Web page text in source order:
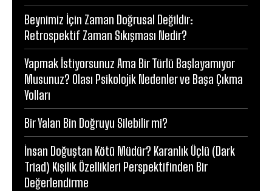
Beynimiz İçin Zaman Doğrusal Değildir:
Retrospektif Zaman Sıkışması Nedir?
Yapmak İstiyorsunuz Ama Bir Türlü Başlayamıyor
Musunuz? Olası Psikolojik Nedenler ve Başa Çıkma
Yolları
Bir Yalan Bin Doğruyu Silebilir mi?
İnsan Doğuştan Kötü Müdür? Karanlık Üçlü (Dark
Triad) Kişilik Özellikleri Perspektifinden Bir
Değerlendirme